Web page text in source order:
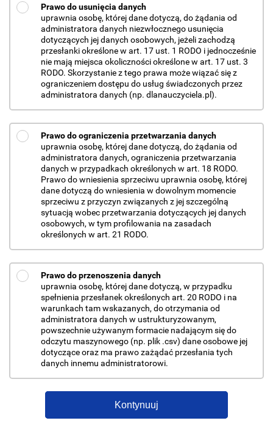
Prawo do usunięcia danych
uprawnia osobę, której dane dotyczą, do żądania od
administratora danych niezwłocznego usunięcia
dotyczących jej danych osobowych, jeżeli zachodzą
przesłanki określone w art. 17 ust. 1 RODO i jednocześnie
nie mają miejsca okoliczności określone w art. 17 ust. 3
RODO. Skorzystanie z tego prawa może wiązać się z
ograniczeniem dostępu do usług świadczonych przez
administratora danych (np. dlanauczyciela.pl).
Prawo do ograniczenia przetwarzania danych
uprawnia osobę, której dane dotyczą, do żądania od
administratora danych, ograniczenia przetwarzania
danych w przypadkach określonych w art. 18 RODO.
Prawo do wniesienia sprzeciwu uprawnia osobę, której
dane dotyczą do wniesienia w dowolnym momencie
sprzeciwu z przyczyn związanych z jej szczególną
sytuacją wobec przetwarzania dotyczących jej danych
osobowych, w tym profilowania na zasadach
określonych w art. 21 RODO.
Prawo do przenoszenia danych
uprawnia osobę, której dane dotyczą, w przypadku
spełnienia przesłanek określonych art. 20 RODO i na
warunkach tam wskazanych, do otrzymania od
administratora danych w ustrukturyzowanym,
powszechnie używanym formacie nadającym się do
odczytu maszynowego (np. plik .csv) dane osobowe jej
dotyczące oraz ma prawo zażądać przesłania tych
danych innemu administratorowi.
Kontynuuj